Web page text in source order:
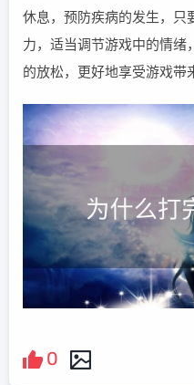
休息，预防疾病的发生，只
力，适当调节游戏中的情绪
的放松，更好地享受游戏带
0